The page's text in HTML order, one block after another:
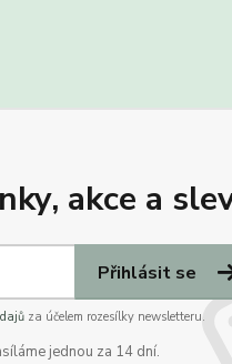
akce a
Přihlásit se
za účelem rozesílky newsletteru.
jednou za 14 dní.